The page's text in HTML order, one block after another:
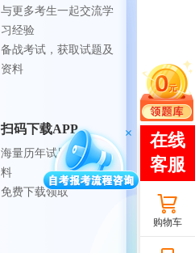
与更多考生一起交流学
习经验
备战考试，获取试题及
资料
扫码下载APP
海量历年试题、备考资
料
免费下载领取
购物车